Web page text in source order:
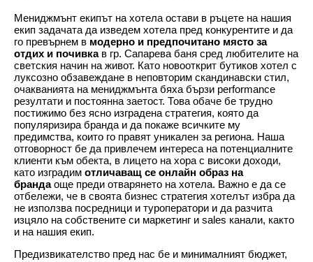
Мениджмънт екипът на хотела остави в ръцете на нашия
екип задачата да изведем хотела пред конкурентите и да
го превърнем в модерно и предпочитано място за
отдих и почивкав гр. Сапарева баня сред любителите на
светския начин на живот. Като новооткрит бутиков хотел с
луксозно обзавеждане в неповторим скандинавски стил,
очакванията на мениджмънта бяха бързи performance
резултати и постоянна заетост. Това обаче бе трудно
постижимо без ясно изградена стратегия, която да
популяризира бранда и да покаже всичките му
предимства, които го правят уникален за региона. Наша
отговорност бе да привлечем интереса на потенциалните
клиенти към обекта, в лицето на хора с високи доходи,
като изградим отличаващ се онлайн образ на
брандаоще преди отварянето на хотела. Важно е да се
отбележи, че в своята бизнес стратегия хотелът избра да
не използва посредници и туроператори и да разчита
изцяло на собствените си маркетинг и sales канали, както
и на нашия екип.
Предизвикателство пред нас бе и минималният бюджет,